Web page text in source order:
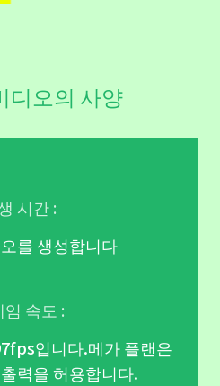
디오의 사양
시간 :
를 생성합니다
임 속도 :
입니다.메가 플랜은
력을 허용합니다.